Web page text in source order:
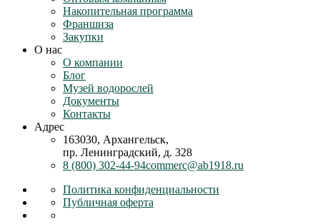
Накопительная программа
Франшиза
Закупки
О нас
О компании
Блог
Музей водорослей
Документы
Контакты
Адрес
163030, Архангельск,
пр. Ленинградский, д. 328
8 (800) 302-44-94commerc@ab1918.ru
Политика конфиденциальности
Публичная оферта